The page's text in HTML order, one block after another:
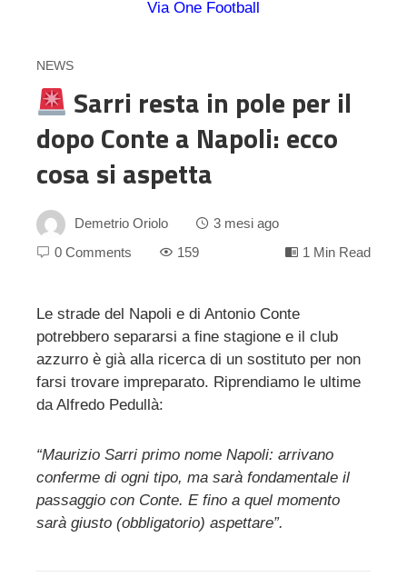
Via One Football
NEWS
Sarri resta in pole per il
dopo Conte a Napoli: ecco
cosa si aspetta
Demetrio Oriolo
3 mesi ago
0 Comments
159 1 Min Read
Le strade del Napoli e di Antonio Conte
potrebbero separarsi a fine stagione e il club
azzurro è già alla ricerca di un sostituto per non
farsi trovare impreparato. Riprendiamo le ultime
da Alfredo Pedullà:
“Maurizio Sarri primo nome Napoli: arrivano
conferme di ogni tipo, ma sarà fondamentale il
passaggio con Conte. E fino a quel momento
sarà giusto (obbligatorio) aspettare”.